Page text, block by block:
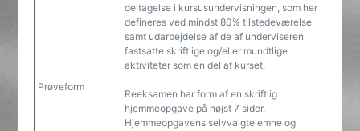
Prøveform
deltagelse i kursusundervisningen, som her
defineres ved mindst 80% tilstedeværelse
samt udarbejdelse af de af underviseren
fastsatte skriftlige og/eller mundtlige
aktiviteter som en del af kurset.
Reeksamen har form af en skriftlig
hjemmeopgave på højst 7 sider.
Hjemmeopgavens selvvalgte emne og